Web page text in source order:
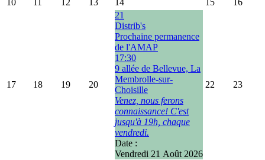
10 11 12 13 14 15 16
17 18 19 20
21
Distrib's
Prochaine permanence
de l'AMAP
17:30
9 allée de Bellevue, La
Membrolle-sur-
Choisille
Venez, nous ferons
connaissance! C'est
jusqu'à 19h, chaque
vendredi.
Date :
Vendredi 21 Août 2026
22 23